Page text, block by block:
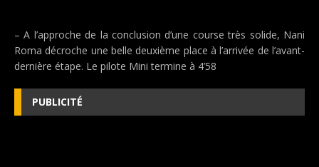
– A l’approche de la conclusion d’une course très solide, Nani
Roma décroche une belle deuxième place à l’arrivée de l’avant-
dernière étape. Le pilote Mini termine à 4’58
PUBLICITÉ